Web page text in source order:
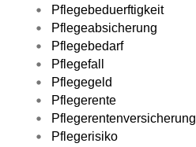
Pflegebeduerftigkeit
Pflegeabsicherung
Pflegebedarf
Pflegefall
Pflegegeld
Pflegerente
Pflegerentenversicherung
Pflegerisiko